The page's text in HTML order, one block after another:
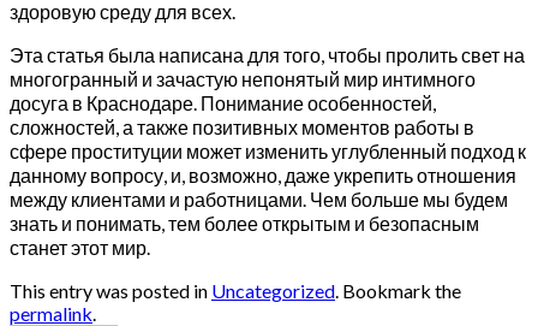
здоровую среду для всех.
Эта статья была написана для того, чтобы пролить свет на
многогранный и зачастую непонятый мир интимного
досуга в Краснодаре. Понимание особенностей,
сложностей, а также позитивных моментов работы в
сфере проституции может изменить углубленный подход к
данному вопросу, и, возможно, даже укрепить отношения
между клиентами и работницами. Чем больше мы будем
знать и понимать, тем более открытым и безопасным
станет этот мир.
This entry was posted in Uncategorized . Bookmark the
permalink